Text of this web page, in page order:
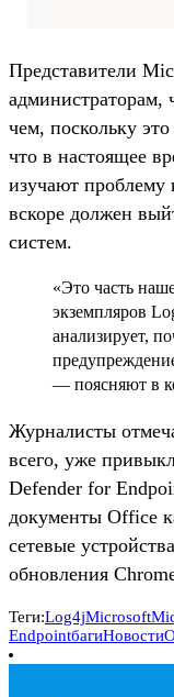
Представители
администраторам,
чем, поскольку
что в настоящее
изучают проблему
вскоре должен
систем.
«Это часть
экземпляров
анализирует,
— поясняют в
Журналисты
всего, уже
Defender for
документы Office
сетевые
обновления
Теги:Log4jMicrosoft
EndpointбагиНовости